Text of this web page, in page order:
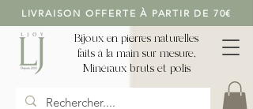
LIVRAISON OFFERTE À PARTIR DE 70€
Bijoux en pierres naturelles
faits à la main sur mesure,
Minéraux bruts et polis